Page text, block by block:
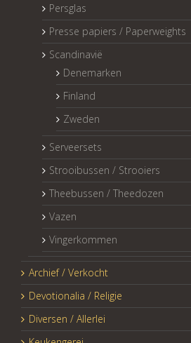
Persglas
Presse papiers / Paperweights
Scandinavië
Denemarken
Finland
Zweden
Serveersets
Strooibussen / Strooiers
Theebussen / Theedozen
Vazen
Vingerkommen
Archief / Verkocht
Devotionalia / Religie
Diversen / Allerlei